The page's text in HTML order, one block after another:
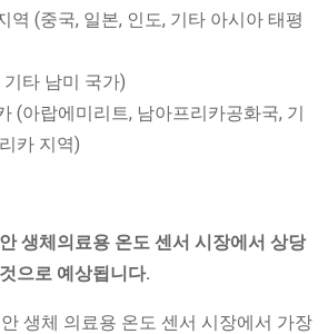
역 (중국, 일본, 인도, 기타 아시아 태평
타 남미 국가)
(아랍에미리트, 남아프리카공화국, 기
카 지역)
생체의료용 온도 센서 시장에서 상당
으로 예상됩니다.
생체 의료용 온도 센서 시장에서 가장